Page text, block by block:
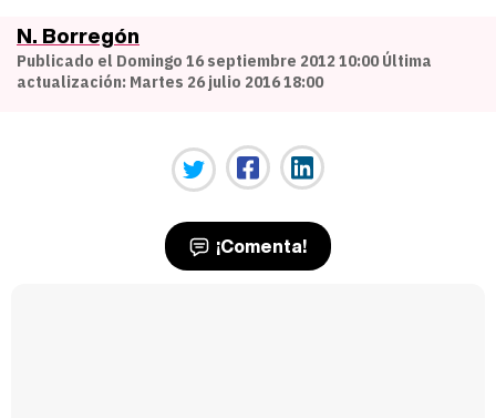
N. Borregón
Publicado el Domingo 16 septiembre 2012 10:00 Última
actualización: Martes 26 julio 2016 18:00
¡Comenta!